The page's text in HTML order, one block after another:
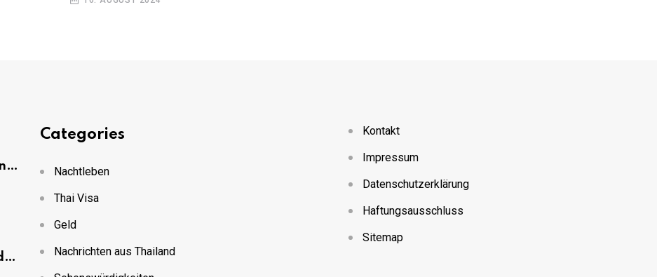
Categories
Nachtleben
Thai Visa
Geld
Nachrichten aus Thailand
Kontakt
Impressum
Datenschutzerklärung
Haftungsausschluss
Sitemap